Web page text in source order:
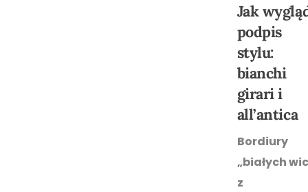
Jak
podpis
stylu:
bianchi
girari i
all’antica
Bordiury
„białych
z